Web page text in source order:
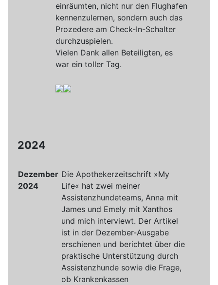
einräumten, nicht nur den Flughafen
kennenzulernen, sondern auch das
Prozedere am Check-In-Schalter
durchzuspielen.
Vielen Dank allen Beteiligten, es
war ein toller Tag.
2024
Dezember
2024
Die Apothekerzeitschrift »My
Life« hat zwei meiner
Assistenzhundeteams, Anna mit
James und Emely mit Xanthos
und mich interviewt. Der Artikel
ist in der Dezember-Ausgabe
erschienen und berichtet über die
praktische Unterstützung durch
Assistenzhunde sowie die Frage,
ob Krankenkassen